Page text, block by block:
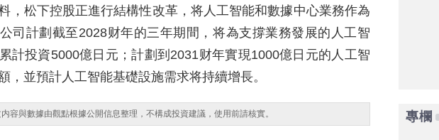
，松下控股正進行結構性改革，将人工智能和數據中心業務作為
司計劃截至2028财年的三年期間，将為支撐業務發展的人工智
計投資5000億日元；計劃到2031财年實現1000億日元的人工智
，並預計人工智能基礎設施需求将持續增長。
容與數據由觀點根據公開信息整理，不構成投資建議，使用前請核實。 專欄